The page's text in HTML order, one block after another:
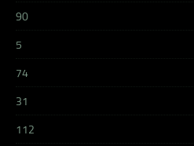
90
5
74
31
112